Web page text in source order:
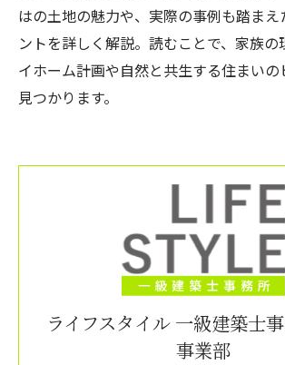
はの土地の魅力や、実際の事例も踏まえ
ントを詳しく解説。読むことで、家族の
イホーム計画や自然と共生する住まいの
見つかります。
ライフスタイル 一級建築士
事業部